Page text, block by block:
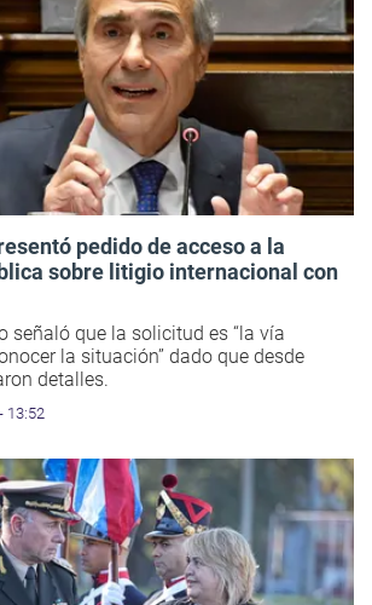
pedido de acceso a la
sobre litigio internacional con
señaló que la solicitud es “la vía
la situación” dado que desde
detalles.
13:52